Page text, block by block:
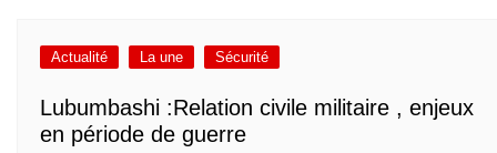
Actualité La une Sécurité
Lubumbashi :Relation civile militaire , enjeux
en période de guerre